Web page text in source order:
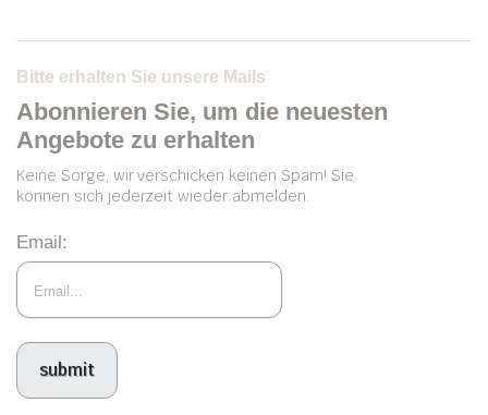
Bitte erhalten Sie unsere Mails
Abonnieren Sie, um die neuesten
Angebote zu erhalten
Keine Sorge, wir verschicken keinen Spam! Sie
können sich jederzeit wieder abmelden.
Email: